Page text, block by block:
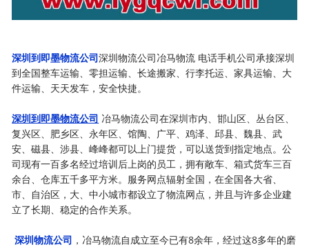
深圳到即墨物流公司深圳物流公司冶马物流 电话手机公司承接深圳
到全国整车运输、零担运输、长途搬家、行李托运、家具运输、大
件运输、天天发车，安全快捷。
深圳到即墨物流公司 冶马物流公司在深圳市内、邯山区、丛台区、
复兴区、肥乡区、永年区、馆陶、广平、鸡泽、邱县、魏县、武
安、磁县、涉县、峰峰都可以上门提货，可以送货到指定地点。公
司现有一百多名经过培训后上岗的员工，拥有敞车、箱式货车三百
余台、仓库五千多平方米。服务网点辐射全国，在全国各大省、
市、自治区，大、中小城市都设立了物流网点，并且与许多企业建
立了长期、稳定的合作关系。
深圳物流公司 ，冶马物流自成立至今已有8余年，经过这8多年的磨